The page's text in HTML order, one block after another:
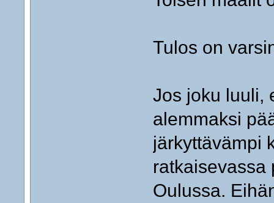
Tulos on
Jos joku luuli,
alemmaksi
järkyttävämpi
ratkaisevassa
Oulussa.